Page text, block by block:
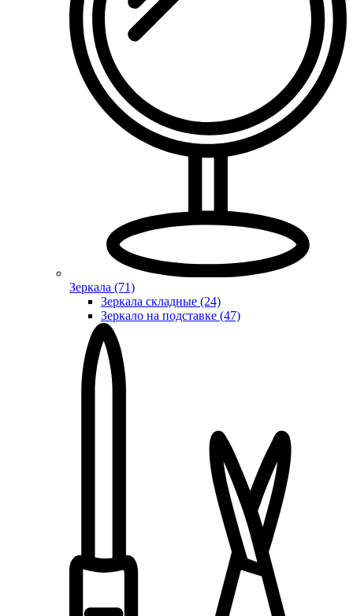
Зеркала (71)
Зеркала складные (24)
Зеркало на подставке (47)